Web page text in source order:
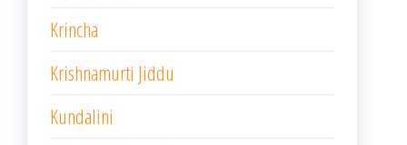
Krincha
Krishnamurti Jiddu
Kundalini